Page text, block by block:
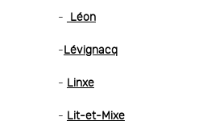
- Léon
-Lévignacq
- Linxe
- Lit-et-Mixe